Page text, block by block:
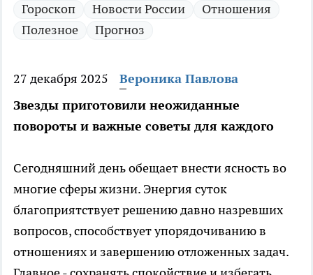
Гороскоп Новости России
Отношения
Полезное
Прогноз
27 декабря 2025
Вероника Павлова
Звезды приготовили неожиданные
повороты и важные советы для каждого
Сегодняшний день обещает внести ясность во
многие сферы жизни. Энергия суток
благоприятствует решению давно назревших
вопросов, способствует упорядочиванию в
отношениях и завершению отложенных задач.